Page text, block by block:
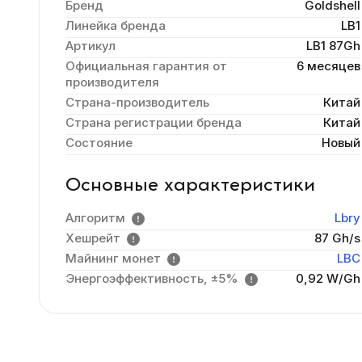
Бренд
Goldshell
Линейка бренда
LB1
Артикул
LB1 87Gh
Официальная гарантия от
производителя
6 месяцев
Страна-производитель
Китай
Страна регистрации бренда
Китай
Состояние
Новый
Основные характеристики
Алгоритм
Lbry
Хешрейт
87 Gh/s
Майнинг монет
LBC
Энергоэффективность, ±5%
0,92 W/Gh